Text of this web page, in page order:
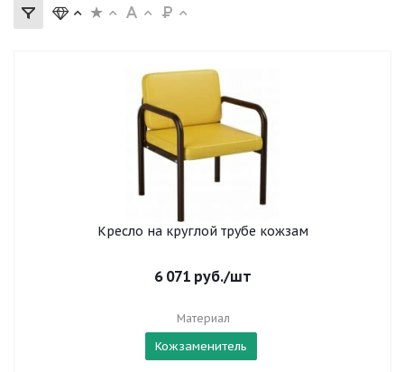
Кресло на круглой трубе кожзам
6 071 руб./шт
Материал
Кожзаменитель